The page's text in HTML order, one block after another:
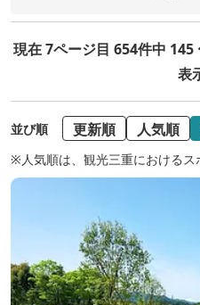
現在 7ページ目 654件中
表
並び順 更新順 人気順
※人気順は、観光三重における